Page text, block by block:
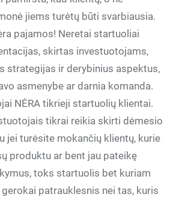
jiems turėtų būti svarbiausia.
pajamos! Neretai startuoliai
skirtas investuotojams,
strategijas ir derybinius aspektus,
asmenybe ar darnia komanda.
NĖRA tikrieji startuolių klientai.
tikrai reikia skirti dėmesio
jei turėsite mokančių klientų, kurie
produktu ar bent jau pateikę
toks startuolis bet kuriam
patrauklesnis nei tas, kuris